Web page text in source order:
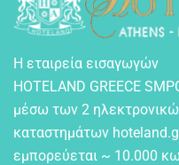
Η εταιρεία εισαγωγών
HOTELAND GREECE
μέσω των 2
καταστημάτων
εμπορεύεται ~ 10.000